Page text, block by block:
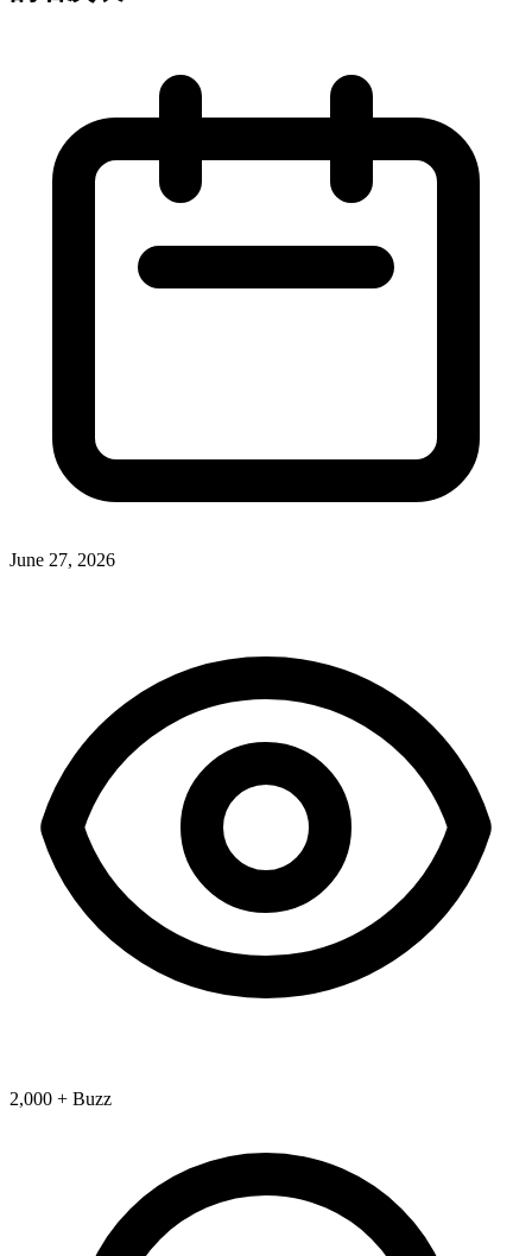
June 27, 2026
2,000 + Buzz